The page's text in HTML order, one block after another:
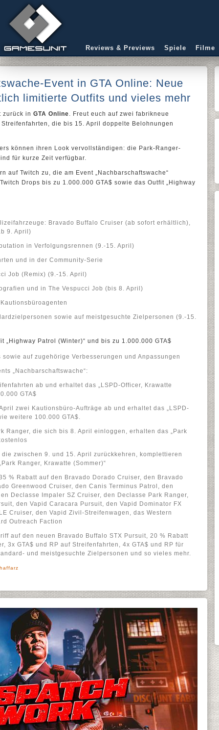
Reviews & Previews Spiele Filme
Event in GTA Online: Neue
limitierte Outfits und vieles mehr
in GTA Online. Freut euch auf zwei fabrikneue
die bis 15. April doppelte Belohnungen
können ihren Look vervollständigen: die Park-Ranger-
für kurze Zeit verfügbar.
auf Twitch zu, die am Event „Nachbarschaftswache“
Drops bis zu 1.000.000 GTA$ sowie das Outfit „Highway
Bravado Buffalo Cruiser (ab sofort erhältlich),
9. April)
in Verfolgungsrennen (9.-15. April)
und in der Community-Serie
Job (Remix) (9.-15. April)
und in The Vespucci Job (bis 8. April)
sowie auf meistgesuchte Zielpersonen (9.-15.
„Highway Patrol (Winter)“ und bis zu 1.000.000 GTA$
auf zugehörige Verbesserungen und Anpassungen
„Nachbarschaftswache“:
ab und erhaltet das „LSPD-Officer, Krawatte
GTA$
zwei Kautionsbüro-Aufträge ab und erhaltet das „LSPD-
weitere 100.000 GTA$.
Ranger, die sich bis 8. April einloggen, erhalten das „Park
zwischen 9. und 15. April zurückkehren, komplettieren
Ranger, Krawatte (Sommer)“
% Rabatt auf den Bravado Dorado Cruiser, den Bravado
Greenwood Cruiser, den Canis Terminus Patrol, den
Declasse Impaler SZ Cruiser, den Declasse Park Ranger,
den Vapid Caracara Pursuit, den Vapid Dominator FX
Cruiser, den Vapid Zivil-Streifenwagen, das Western
Outreach Faction
auf den neuen Bravado Buffalo STX Pursuit, 20 % Rabatt
3x GTA$ und RP auf Streifenfahrten, 4x GTA$ und RP für
und meistgesuchte Zielpersonen und so vieles mehr.